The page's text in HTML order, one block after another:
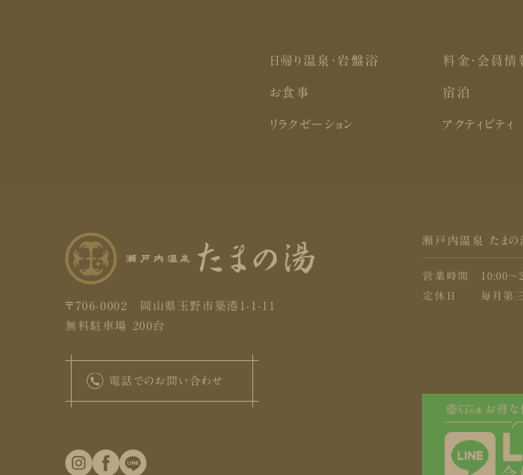
日帰り温泉・岩盤浴
お食事
リラクゼーション
料金・会員情
宿泊
アクティビティ
〒706-0002 岡山県玉野市築港1-1-11
無料駐車場 200台
電話でのお問い合わせ
瀬戸内温泉 たまの
営業時間
10:00〜
定休日
毎月第